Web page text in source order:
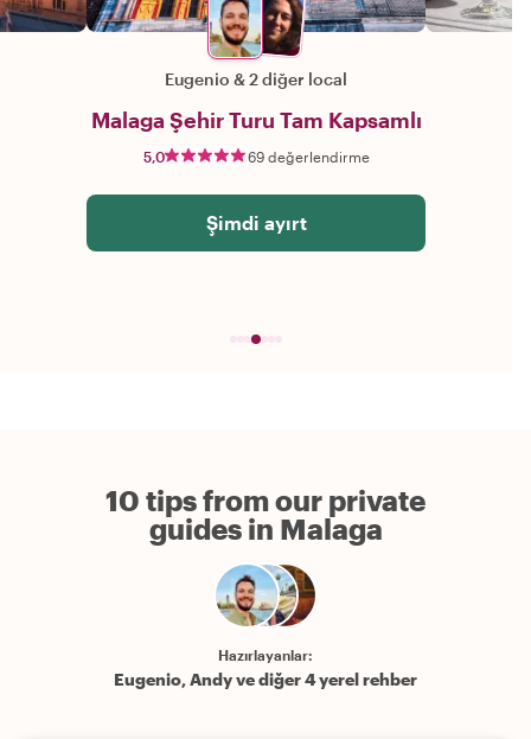
Eugenio &2 diğer local
Malaga Şehir Turu Tam Kapsamlı
5,0 69 değerlendirme
Şimdi ayırt
10 tips from our private
guides in Malaga
Hazırlayanlar:
Eugenio, Andy ve diğer 4 yerel rehber